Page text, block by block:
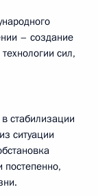
– создание
сил,
стабилизации
ситуации
постепенно,